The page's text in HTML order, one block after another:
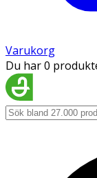
Varukorg
Du har 0